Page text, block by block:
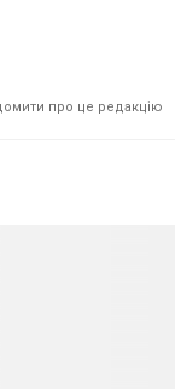
про це редакцію